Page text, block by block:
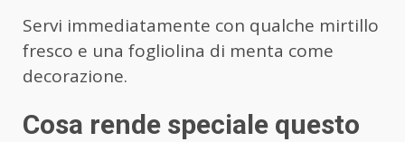
Servi immediatamente con qualche mirtillo
fresco e una fogliolina di menta come
decorazione.
Cosa rende speciale questo